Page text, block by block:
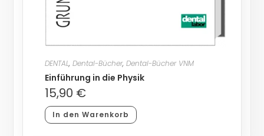
DENTAL, Dental-Bücher, Dental-Bücher VNM
Einführung in die Physik
15,90 €
In den Warenkorb